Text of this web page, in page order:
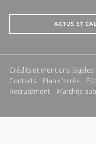
ACTUS ET
Crédits et mentions légales
Contacts
Plan d'accès
Recrutement
Marchés